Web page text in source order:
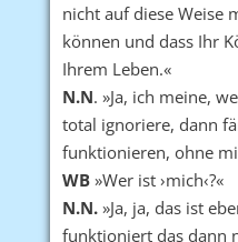
nicht auf diese Weise
können und dass Ihr
Ihrem Leben.«
N.N. »Ja, ich meine,
total ignoriere, dann
funktionieren, ohne
WB»Wer ist ›mich‹?«
N.N.»Ja, ja, das ist
funktioniert das dann